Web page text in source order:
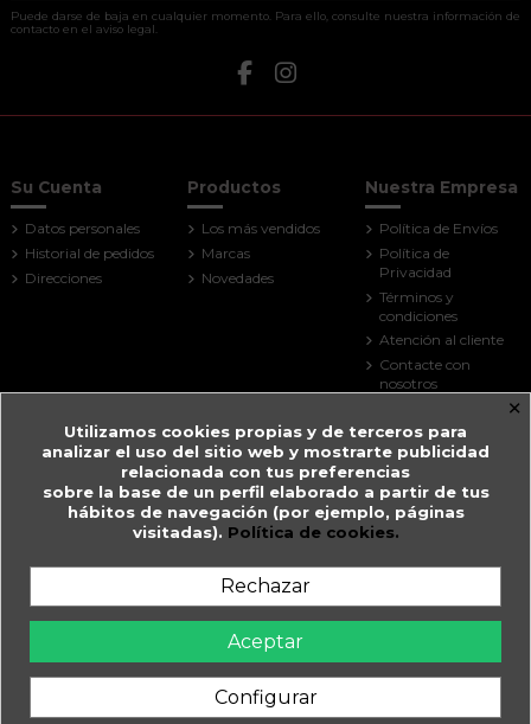
Puede darse de baja en cualquier momento. Para ello, consulte nuestra información de
contacto en el aviso legal.
Su Cuenta
Datos personales
Historial de pedidos
Direcciones
Productos
Los más vendidos
Marcas
Novedades
Nuestra Empresa
Política de Envíos
Política de
Privacidad
Términos y
condiciones
Atención al cliente
Contacte con
nosotros
Tiendas
Farmacia Guitart
Prat de la Creu, 59
Andorra
+376 825 033
farmaciaguitart@andorra.ad
Farmàcia Guitart en Andorra la Vella.
×
Utilizamos cookies propias y de terceros para
analizar el uso del sitio web y mostrarte publicidad
relacionada con tus preferencias
sobre la base de un perfil elaborado a partir de tus
hábitos de navegación (por ejemplo, páginas
visitadas). Política de cookies.
Rechazar
Aceptar
Configurar